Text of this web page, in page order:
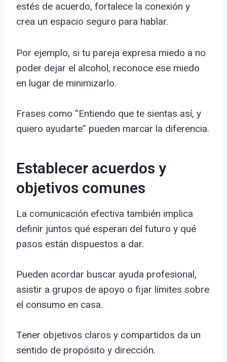
estés de acuerdo, fortalece la conexión y
crea un espacio seguro para hablar.
Por ejemplo, si tu pareja expresa miedo a no
poder dejar el alcohol, reconoce ese miedo
en lugar de minimizarlo.
Frases como “Entiendo que te sientas así, y
quiero ayudarte” pueden marcar la diferencia.
Establecer acuerdos y
objetivos comunes
La comunicación efectiva también implica
definir juntos qué esperan del futuro y qué
pasos están dispuestos a dar.
Pueden acordar buscar ayuda profesional,
asistir a grupos de apoyo o fijar límites sobre
el consumo en casa.
Tener objetivos claros y compartidos da un
sentido de propósito y dirección.